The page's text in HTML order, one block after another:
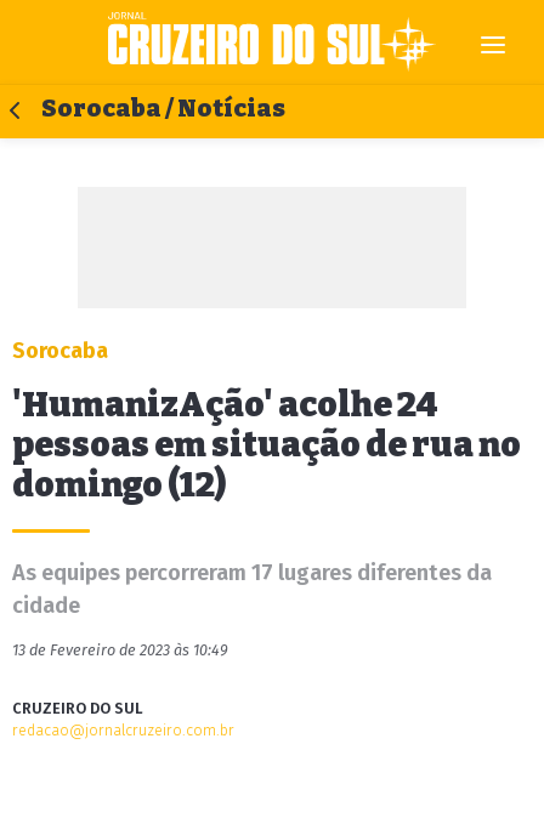
Sorocaba / Notícias
Sorocaba
'HumanizAção' acolhe 24
pessoas em situação de rua no
domingo (12)
As equipes percorreram 17 lugares diferentes da
cidade
13 de Fevereiro de 2023 às 10:49
CRUZEIRO DO SUL
redacao@jornalcruzeiro.com.br